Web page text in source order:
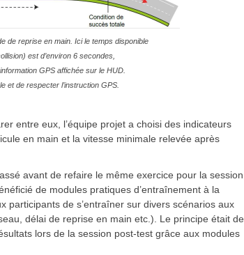
de reprise en main. Ici le temps disponible
est d’environ 6 secondes,
GPS affichée sur le HUD.
et de respecter l’instruction GPS.
entre eux, l’équipe projet a choisi des indicateurs
en main et la vitesse minimale relevée après
avant de refaire le même exercice pour la session
de modules pratiques d’entraînement à la
participants de s’entraîner sur divers scénarios aux
délai de reprise en main etc.). Le principe était de
lors de la session post-test grâce aux modules